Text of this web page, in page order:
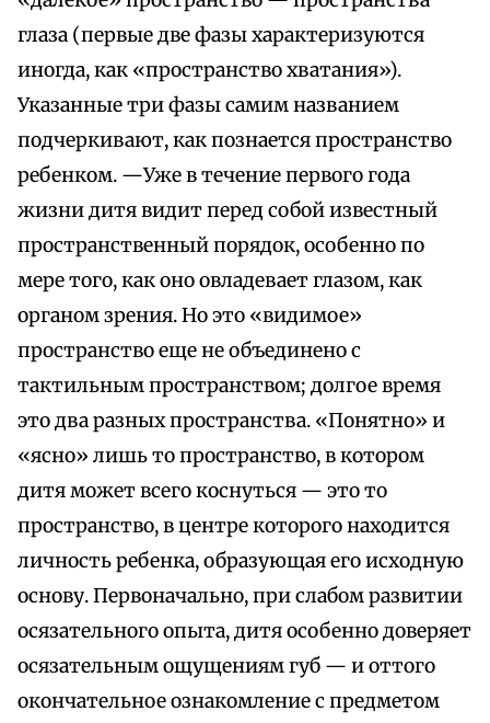
глаза (первые две фазы характеризуются
иногда, как «пространство хватания»).
Указанные три фазы самим названием
подчеркивают, как познается пространство
ребенком. —Уже в течение первого года
жизни дитя видит перед собой известный
пространственный порядок, особенно по
мере того, как оно овладевает глазом, как
органом зрения. Но это «видимое»
пространство еще не объединено с
тактильным пространством; долгое время
это два разных пространства. «Понятно» и
«ясно» лишь то пространство, в котором
дитя может всего коснуться — это то
пространство, в центре которого находится
личность ребенка, образующая его исходную
основу. Первоначально, при слабом развитии
осязательного опыта, дитя особенно доверяет
осязательным ощущениям губ — и оттого
окончательное ознакомление с предметом